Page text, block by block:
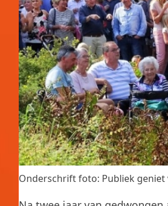
Onderschrift foto: Publiek